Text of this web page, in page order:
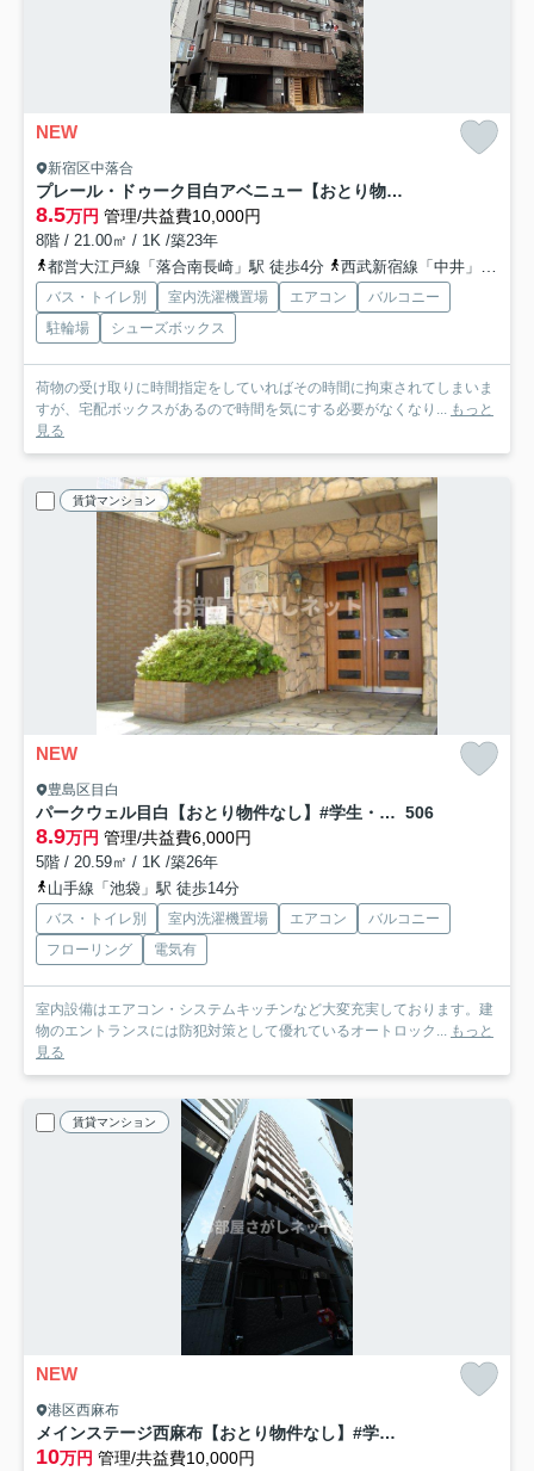
NEW
新宿区中落合
プレール・ドゥーク目白アベニュー【おとり物件なし】#学生・社会人にオススメ！
8.5万円 管理/共益費10,000円
8階 / 21.00㎡ / 1K /築23年
都営大江戸線「落合南長崎」駅 徒歩4分
西武新宿線「中井」駅 徒歩13分
バス・トイレ別 室内洗濯機置場 エアコン
バルコニー
駐輪場
シューズボックス
荷物の受け取りに時間指定をしていればその時間に拘束されてしまいま
すが、宅配ボックスがあるので時間を気にする必要がなくなり... もっと
見る
賃貸マンション
NEW
豊島区目白
パークウェル目白【おとり物件なし】#学生・社会人にオススメ！初期費用分割払いOK！ 506
8.9万円 管理/共益費6,000円
5階 / 20.59㎡ / 1K /築26年
山手線「池袋」駅 徒歩14分
バス・トイレ別 室内洗濯機置場 エアコン
バルコニー
フローリング
電気有
室内設備はエアコン・システムキッチンなど大変充実しております。建
物のエントランスには防犯対策として優れているオートロック...
もっと
見る
賃貸マンション
NEW
港区西麻布
メインステージ西麻布【おとり物件なし】#学生・社会人にオススメ！初期費用分割払いOK！
10万円 管理/共益費10,000円